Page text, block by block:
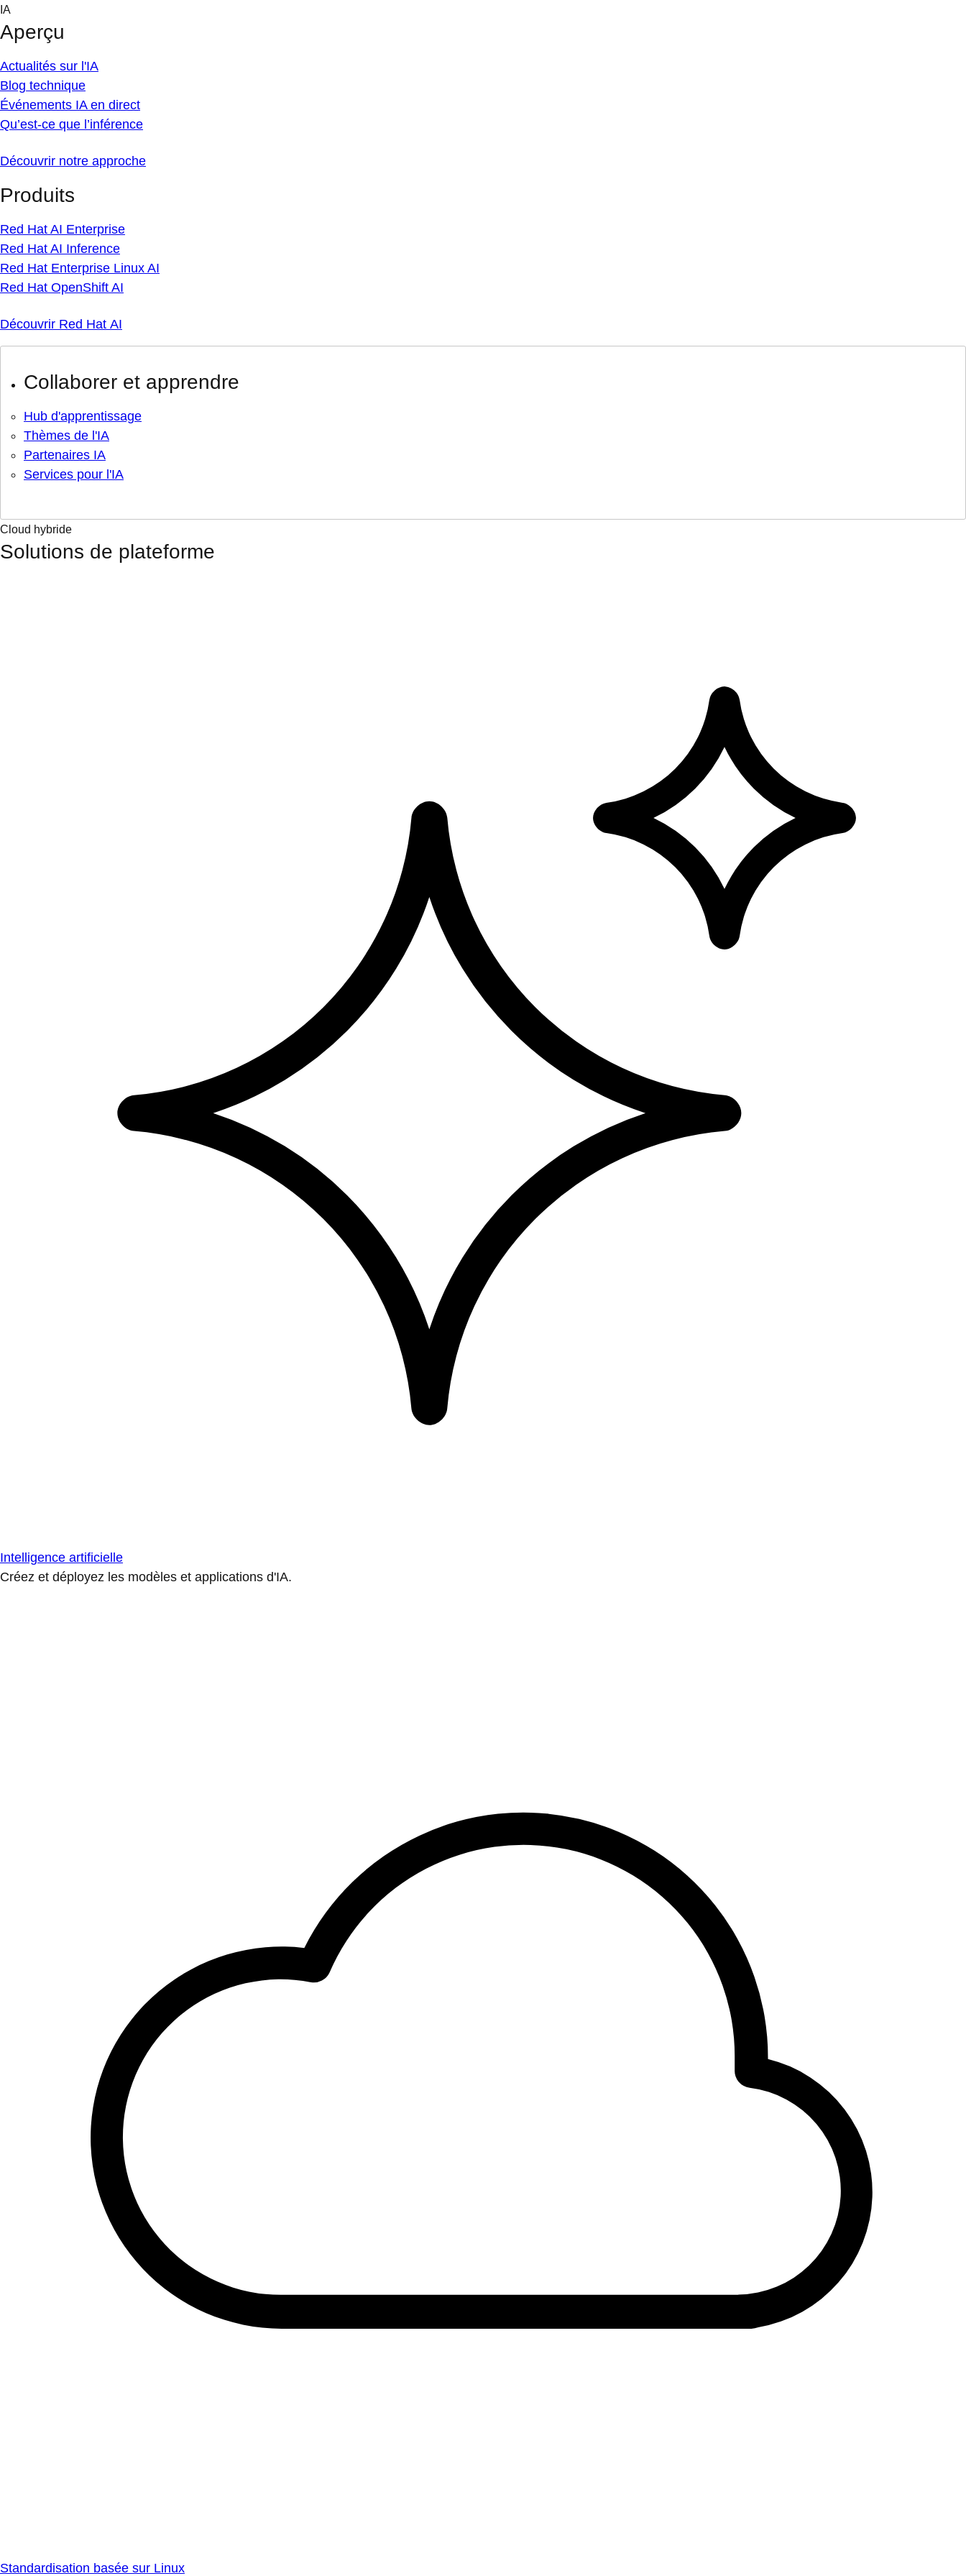
Skip
content
IA
Aperçu
Actualités sur l'IA
Blog technique
Événements IA en direct
Qu’est-ce que l’inférence
Découvrir notre approche
Produits
Red Hat AI Enterprise
Red Hat AI Inference
Red Hat Enterprise Linux AI
Red Hat OpenShift AI
Découvrir Red Hat AI
Collaborer et apprendre
Hub d'apprentissage
Thèmes de l'IA
Partenaires IA
Services pour l'IA
Cloud hybride
Solutions de plateforme
Intelligence artificielle
Créez et déployez les modèles et applications d'IA.
Standardisation basée sur Linux